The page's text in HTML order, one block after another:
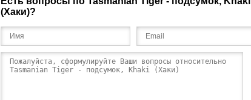
(Хаки)?